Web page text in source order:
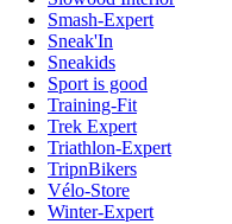
Smash-Expert
Sneak'In
Sneakids
Sport is good
Training-Fit
Trek Expert
Triathlon-Expert
TripnBikers
Vélo-Store
Winter-Expert